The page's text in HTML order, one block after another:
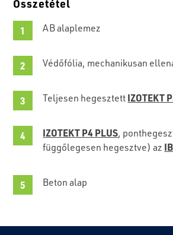
Összetétel
AB alaplemez
Védőfólia, mechanikusan
Teljesen hegesztett IZOTEKT
IZOTEKT P4 PLUS,
függőlegesen hegesztve) az
Beton alap